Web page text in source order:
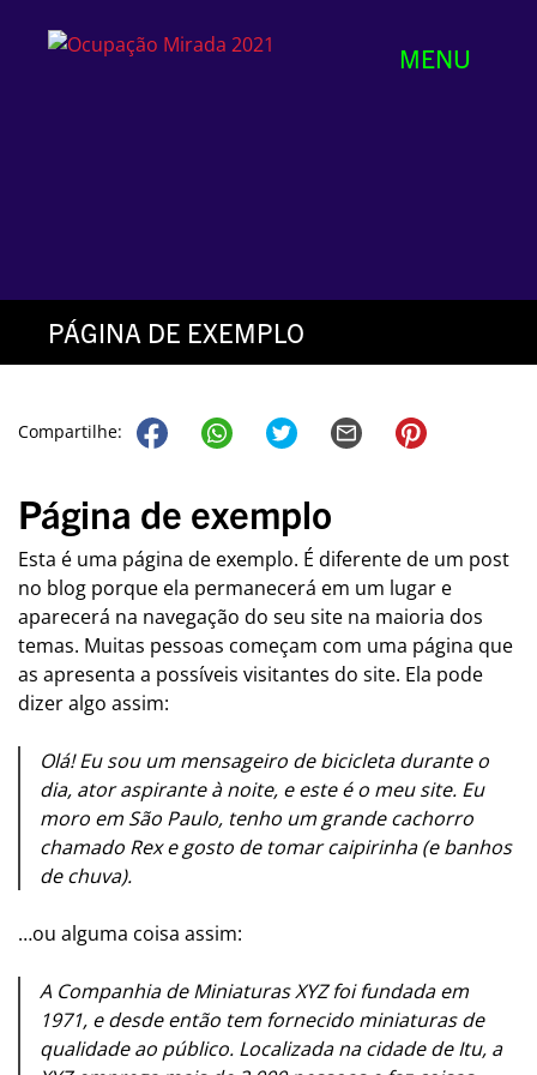
MENU
PÁGINA DE EXEMPLO
Compartilhe:
Página de exemplo
Esta é uma página de exemplo. É diferente de um post
no blog porque ela permanecerá em um lugar e
aparecerá na navegação do seu site na maioria dos
temas. Muitas pessoas começam com uma página que
as apresenta a possíveis visitantes do site. Ela pode
dizer algo assim:
Olá! Eu sou um mensageiro de bicicleta durante o
dia, ator aspirante à noite, e este é o meu site. Eu
moro em São Paulo, tenho um grande cachorro
chamado Rex e gosto de tomar caipirinha (e banhos
de chuva).
…ou alguma coisa assim:
A Companhia de Miniaturas XYZ foi fundada em
1971, e desde então tem fornecido miniaturas de
qualidade ao público. Localizada na cidade de Itu, a